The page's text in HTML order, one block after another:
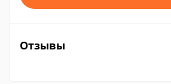
Отзывы